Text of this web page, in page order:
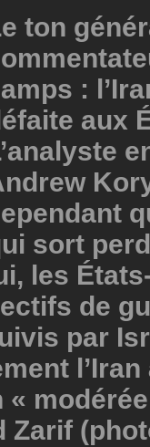
ton
:
aux
sort
les
de
par
«
Zarif